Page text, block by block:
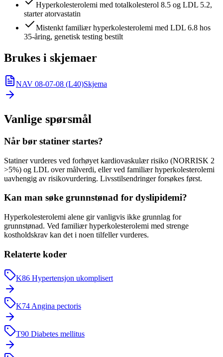
Hyperkolesterolemi med totalkolesterol 8.5 og LDL 5.2,
starter atorvastatin
Mistenkt familiær hyperkolesterolemi med LDL 6.8 hos
35-åring, genetisk testing bestilt
Brukes i skjemaer
NAV 08-07-08 (L40)Skjema
Vanlige spørsmål
Når bør statiner startes?
Statiner vurderes ved forhøyet kardiovaskulær risiko (NORRISK 2
>5%) og LDL over målverdi, eller ved familiær hyperkolesterolemi
uavhengig av risikovurdering. Livsstilsendringer forsøkes først.
Kan man søke grunnstønad for dyslipidemi?
Hyperkolesterolemi alene gir vanligvis ikke grunnlag for
grunnstønad. Ved familiær hyperkolesterolemi med strenge
kostholdskrav kan det i noen tilfeller vurderes.
Relaterte koder
K86 Hypertensjon ukomplisert
K74Angina pectoris
T90 Diabetes mellitus